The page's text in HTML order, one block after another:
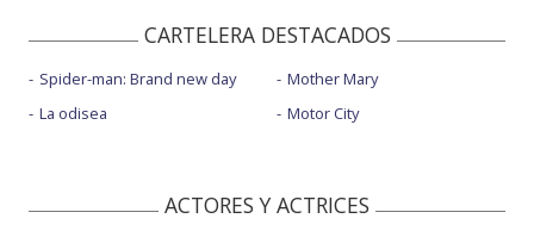
CARTELERA DESTACADOS
Spider-man: Brand new day
La odisea
Mother Mary
Motor City
ACTORES Y ACTRICES